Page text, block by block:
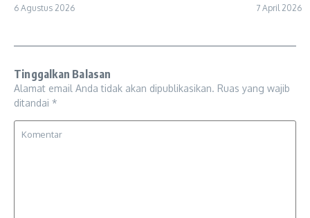
6 Agustus 2026 7 April 2026
Tinggalkan Balasan
Alamat email Anda tidak akan dipublikasikan. Ruas yang wajib
ditandai *